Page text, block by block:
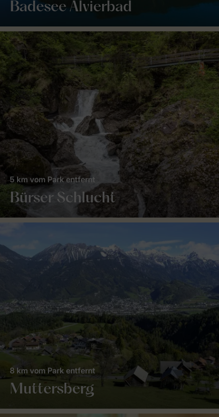
Badesee Alvierbad
Bürser Schlucht
5 km vom Park entfernt
Muttersberg
8 km vom Park entfernt